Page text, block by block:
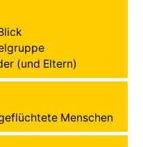
(und Eltern)
Menschen